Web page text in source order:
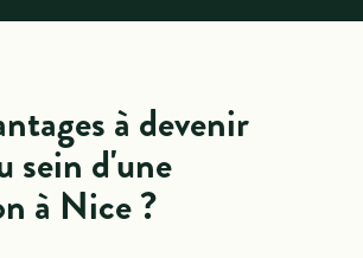
à devenir
sein d'une
à Nice ?